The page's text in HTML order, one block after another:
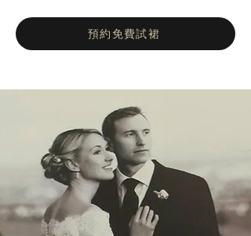
Couture 注重細節，真正體現了原創精神，為
婚紗市場帶來了一股清新的氣息。
預約免費試裙